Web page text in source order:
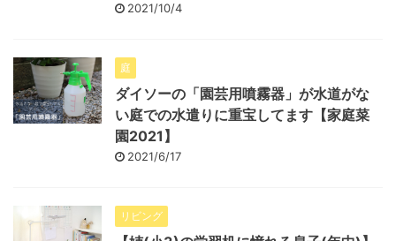
2021/10/4
庭
ダイソーの「園芸用噴霧器」が水道がな
い庭での水遣りに重宝してます【家庭菜
園2021】
2021/6/17
リビング